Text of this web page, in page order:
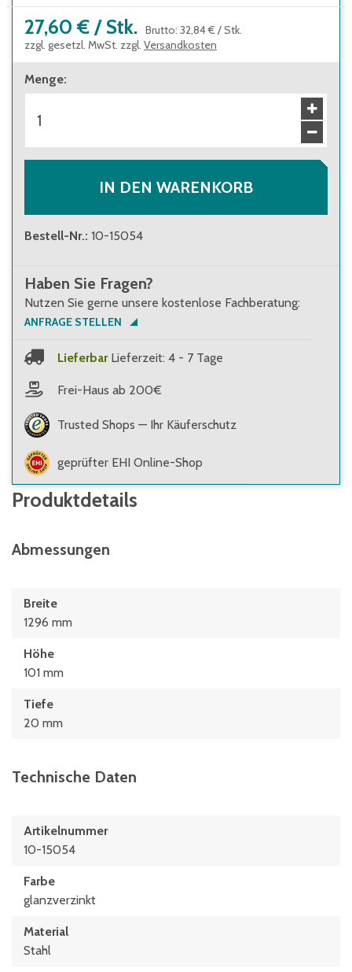
27,60 € / Stk. Brutto: 32,84 € /Stk.
zzgl. gesetzl. MwSt. zzgl. Versandkosten
Menge:
IN DEN WARENKORB
Bestell-Nr.: 10-15054
Haben Sie Fragen?
Nutzen Sie gerne unsere kostenlose Fachberatung:
ANFRAGE STELLEN
Lieferbar Lieferzeit: 4 - 7 Tage
Frei-Haus ab 200€
Trusted Shops — Ihr Käuferschutz
geprüfter EHI Online-Shop
Produktdetails
Abmessungen
Breite
1296 mm
Höhe
101 mm
Tiefe
20 mm
Technische Daten
Artikelnummer
10-15054
Farbe
glanzverzinkt
Material
Stahl